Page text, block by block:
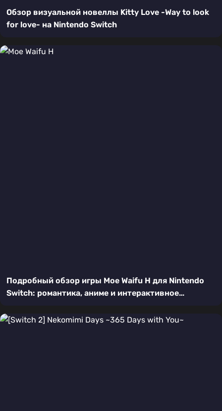
Обзор визуальной новеллы Kitty Love -Way to look
for love- на Nintendo Switch
Подробный обзор игры Moe Waifu H для Nintendo
Switch: романтика, аниме и интерактивное